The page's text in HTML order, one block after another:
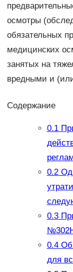
осмотры
обязательных
медицинских
занятых на
вредными и
Содержание
0.1
0.2
0.3
0.4
для